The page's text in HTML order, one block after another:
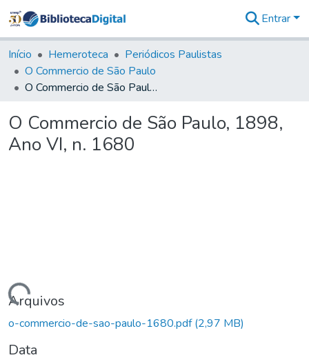
&
Coleções
Tudo na
Biblioteca
Estatísticas
Entrar
Início Hemeroteca
Periódicos Paulistas
O Commercio de São Paulo
O Commercio de São Paulo, 1898, Ano VI, n. 1680
O Commercio de São Paulo, 1898,
Ano VI, n. 1680
Carregando...
Arquivos
o-commercio-de-sao-paulo-1680.pdf(2,97 MB)
Data